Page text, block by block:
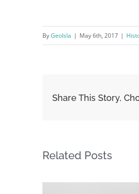
ByGeoIsla | May 6th, 2017 |
Share This Story,
Related Posts